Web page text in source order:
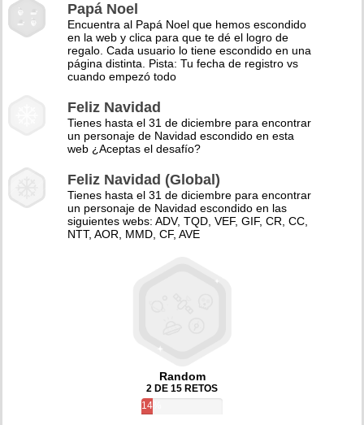
Papá Noel
Encuentra al Papá Noel que hemos escondido
en la web y clica para que te dé el logro de
regalo. Cada usuario lo tiene escondido en una
página distinta. Pista: Tu fecha de registro vs
cuando empezó todo
Feliz Navidad
Tienes hasta el 31 de diciembre para encontrar
un personaje de Navidad escondido en esta
web ¿Aceptas el desafío?
Feliz Navidad (Global)
Tienes hasta el 31 de diciembre para encontrar
un personaje de Navidad escondido en las
siguientes webs: ADV, TQD, VEF, GIF, CR, CC,
NTT, AOR, MMD, CF, AVE
Random
2 DE 15 RETOS
14%